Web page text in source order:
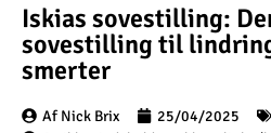
Iskias sovestilling:
sovestilling til
smerter
Af Nick Brix 25/04/2025